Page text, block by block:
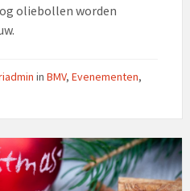
oliebollen worden
in BMV, Evenementen,